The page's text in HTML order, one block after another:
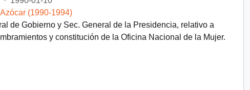
(1990-1994)
de Gobierno y Sec. General de la Presidencia, relativo a
y constitución de la Oficina Nacional de la Mujer.